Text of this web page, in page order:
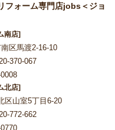
フォーム専門店jobs＜ジョ
南店]
区馬渡2-16-10
370-067
北店]
山室5丁目6-20
772-662